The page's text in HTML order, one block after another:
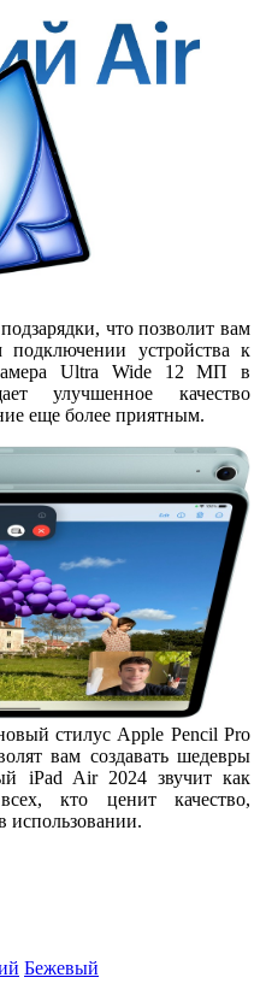
что позволит вам
подключении устройства к
камера Ultra Wide 12 МП в
улучшенное качество
еще более приятным.
стилус Apple Pencil Pro
вам создавать шедевры
iPad Air 2024 звучит как
кто ценит качество,
использовании.
Бежевый